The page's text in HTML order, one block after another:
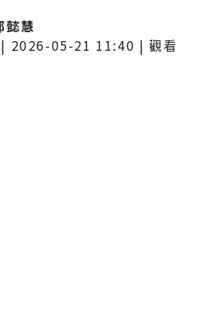
懿慧
| 2026-05-21 11:40 | 觀看